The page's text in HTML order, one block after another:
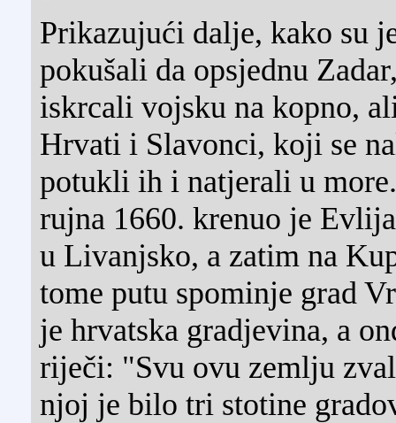
Prikazujući dalje, kako su
pokušali da opsjednu
iskrcali vojsku na kopno,
Hrvati i Slavonci, koji se
potukli ih i natjerali u
rujna 1660. krenuo je
u Livanjsko, a zatim na
tome putu spominje grad
je hrvatska gradjevina, a
riječi: "Svu ovu zemlju
njoj je bilo tri stotine